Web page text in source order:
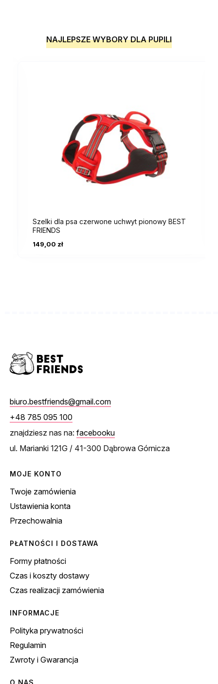
NAJLEPSZE WYBORY DLA PUPILI
Szelki dla psa czerwone uchwyt pionowy BEST
FRIENDS
149,00 zł
biuro.bestfriends@gmail.com
+48 785 095 100
znajdziesz nas na: facebooku
ul. Marianki 121G / 41-300 Dąbrowa Górnicza
MOJE KONTO
Twoje zamówienia
Ustawienia konta
Przechowalnia
PŁATNOŚCI I DOSTAWA
Formy płatności
Czas i koszty dostawy
Czas realizacji zamówienia
INFORMACJE
Polityka prywatności
Regulamin
Zwroty i Gwarancja
O NAS